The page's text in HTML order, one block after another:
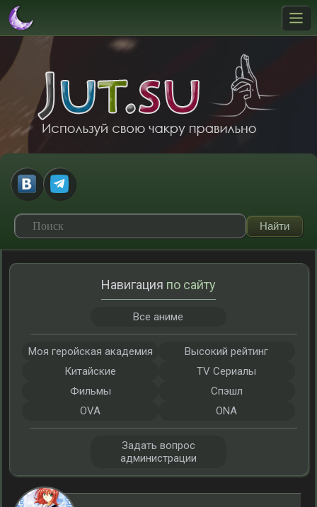
Навигация по сайту
Все аниме
Моя геройская академия
Высокий рейтинг
Китайские
TV Сериалы
Фильмы
Спэшл
OVA
ONA
Задать вопрос
администрации